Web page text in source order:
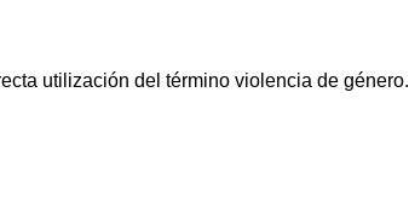
utilización del término violencia de género.